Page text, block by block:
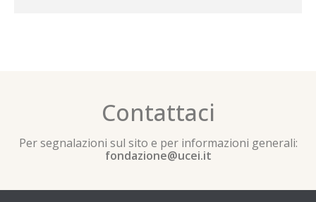
Contattaci
Per segnalazioni sul sito e per informazioni generali:
fondazione@ucei.it